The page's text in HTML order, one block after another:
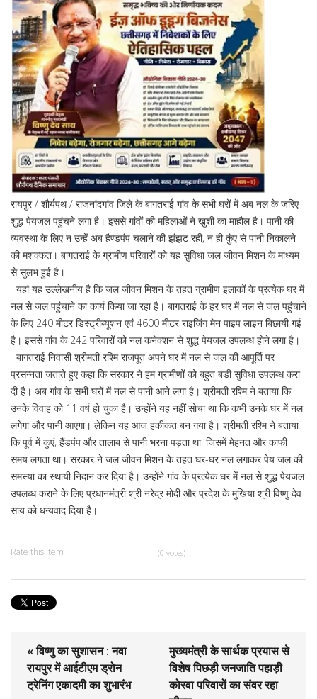
रायपुर / शौर्यपथ / राजनांदगांव जिले के बागतराई गांव के सभी घरों में अब नल के जरिए
शुद्ध पेयजल पहुंचने लगा है। इससे गांवों की महिलाओं ने खुशी का माहौल है। पानी की
व्यवस्था के लिए न उन्हें अब हैण्डपंप चलाने की झंझट रही, न ही कुंए से पानी निकालने
की मशक्कत। बागतराई के ग्रामीण परिवारों को यह सुविधा जल जीवन मिशन के माध्यम
से सुलभ हुई है।
यहां यह उल्लेखनीय है कि जल जीवन मिशन के तहत ग्रामीण इलाकों के प्रत्येक घर में
नल से जल पहुंचाने का कार्य किया जा रहा है। बागतराई के हर घर में नल से जल पहुंचाने
के लिए 240 मीटर डिस्ट्रीब्यूशन एवं 4600 मीटर राइजिंग मेन पाइप लाइन बिछायी गई
है। इससे गांव के 242 परिवारों को नल कनेक्शन से शुद्ध पेयजल उपलब्ध होने लगा है।
बागतराई निवासी श्रीमती रश्मि राजपूत अपने घर में नल से जल की आपूर्ति पर
प्रसन्नता जताते हुए कहा कि सरकार ने हम ग्रामीणों को बहुत बड़ी सुविधा उपलब्ध करा
दी है। अब गांव के सभी घरों में नल से पानी आने लगा है। श्रीमती रश्मि ने बताया कि
उनके विवाह को 11 वर्ष हो चुका है। उन्होंने यह नहीं सोचा था कि कभी उनके घर में नल
लगेगा और पानी आएगा। लेकिन यह आज हकीकत बन गया है। श्रीमती रश्मि ने बताया
कि पूर्व में कुएं, हैंडपंप और तालाब से पानी भरना पड़ता था, जिसमें मेहनत और काफी
समय लगता था। सरकार ने जल जीवन मिशन के तहत घर-घर नल लगाकर पेय जल की
समस्या का स्थायी निदान कर दिया है। उन्होंने गांव के प्रत्येक घर में नल से शुद्ध पेयजल
उपलब्ध कराने के लिए प्रधानमंत्री श्री नरेद्र मोदी और प्रदेश के मुखिया श्री विष्णु देव
साय को धन्यवाद दिया है।
Rate this item (0 votes)
« विष्णु का सुशासन : नवा
रायपुर में आईटीएम ड्रोन
ट्रेनिंग एकादमी का शुभारंभ
मुख्यमंत्री के सार्थक प्रयास से
विशेष पिछड़ी जनजाति पहाड़ी
कोरवा परिवारों का संवर रहा